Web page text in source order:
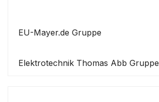
EU-Mayer.de Gruppe
Elektrotechnik Thomas Abb Gruppe